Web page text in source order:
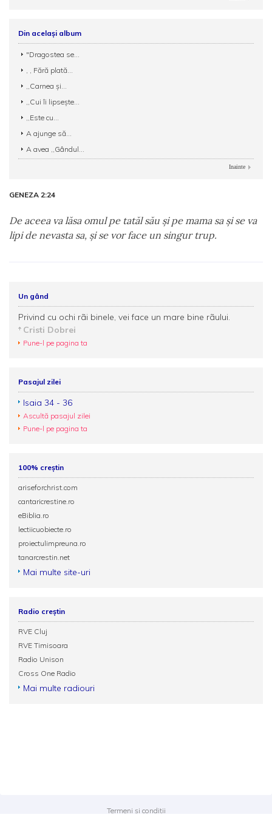
Din același album
"Dragostea se...
, , Fără plată...
,,Carnea și...
,,Cui îi lipsește...
,,Este cu...
A ajunge să...
A avea ,,Gândul...
Inainte
GENEZA 2:24
De aceea va lăsa omul pe tatăl său şi pe mama sa şi se va
lipi de nevasta sa, şi se vor face un singur trup.
Un gând
Privind cu ochi rãi binele, vei face un mare bine rãului.
Cristi Dobrei
Pune-l pe pagina ta
Pasajul zilei
Isaia 34 - 36
Ascultă pasajul zilei
Pune-l pe pagina ta
100% creștin
ariseforchrist.com
cantaricrestine.ro
eBiblia.ro
lectiicuobiecte.ro
proiectulimpreuna.ro
tanarcrestin.net
Mai multe site-uri
Radio creștin
RVE Cluj
RVE Timisoara
Radio Unison
Cross One Radio
Mai multe radiouri
Termeni și condiții